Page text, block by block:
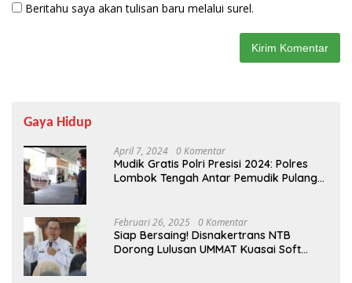
Beritahu saya akan tulisan baru melalui surel.
Gaya Hidup
April 7, 2024 0 Komentar
Mudik Gratis Polri Presisi 2024: Polres
Lombok Tengah Antar Pemudik Pulang
Februari 26, 2025 0 Komentar
Siap Bersaing! Disnakertrans NTB
Dorong Lulusan UMMAT Kuasai Soft